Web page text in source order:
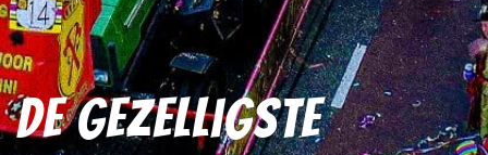
De Gezelligste